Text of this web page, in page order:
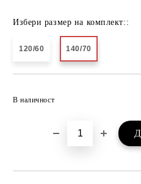
Избери размер на комплект::
120/60 140/70
В наличност